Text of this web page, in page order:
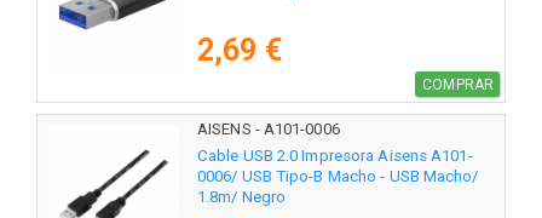
2,69 €
COMPRAR
AISENS - A101-0006
Cable USB 2.0 Impresora Aisens A101-
0006/ USB Tipo-B Macho - USB Macho/
1.8m/ Negro